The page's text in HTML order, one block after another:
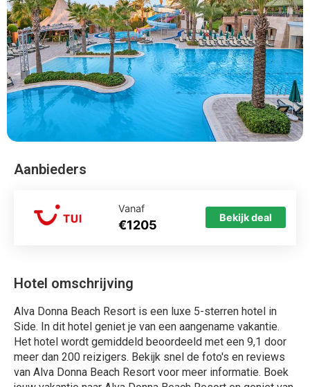
Hotel omschrijving
Alva Donna Beach Resort is een luxe 5-sterren hotel in
Side. In dit hotel geniet je van een aangename vakantie.
Het hotel wordt gemiddeld beoordeeld met een 9,1 door
meer dan 200 reizigers. Bekijk snel de foto's en reviews
van Alva Donna Beach Resort voor meer informatie. Boek
Aanbieders
Vanaf
€1205 Bekijk deal